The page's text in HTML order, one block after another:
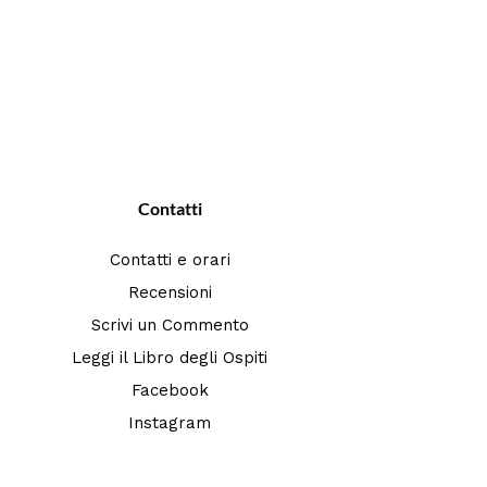
Contatti
Contatti e orari
Recensioni
Scrivi un Commento
Leggi il Libro degli Ospiti
Facebook
Instagram